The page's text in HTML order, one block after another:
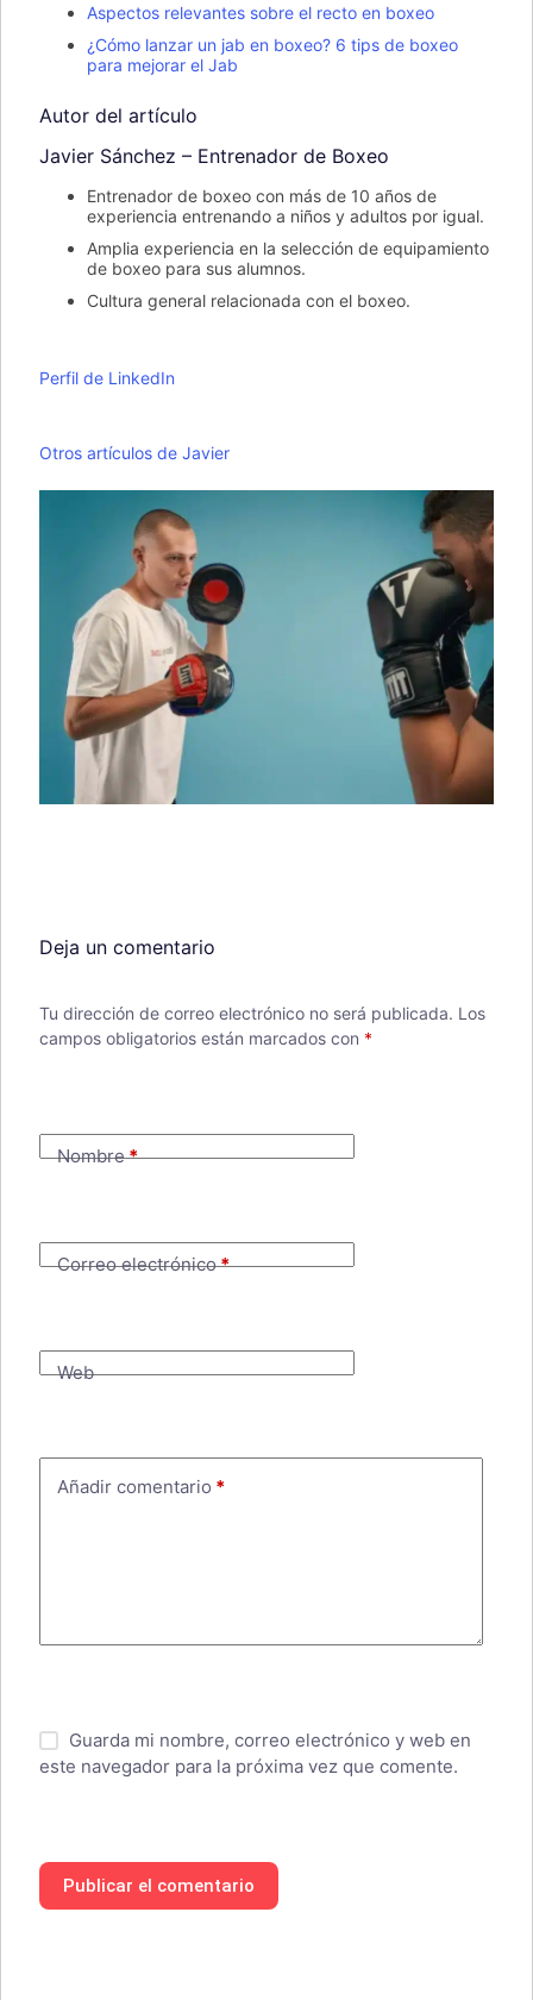
Aspectos relevantes sobre el recto en boxeo
¿Cómo lanzar un jab en boxeo? 6 tips de boxeo
para mejorar el Jab
Autor del artículo
Javier Sánchez – Entrenador de Boxeo
Entrenador de boxeo con más de 10 años de
experiencia entrenando a niños y adultos por igual.
Amplia experiencia en la selección de equipamiento
de boxeo para sus alumnos.
Cultura general relacionada con el boxeo.
Perfil de LinkedIn
Otros artículos de Javier
Deja un comentario
Tu dirección de correo electrónico no será publicada. Los
campos obligatorios están marcados con *
Nombre*
Correo electrónico*
Web
Añadir comentario *
Guarda mi nombre, correo electrónico y web en
este navegador para la próxima vez que comente.
Publicar el comentario